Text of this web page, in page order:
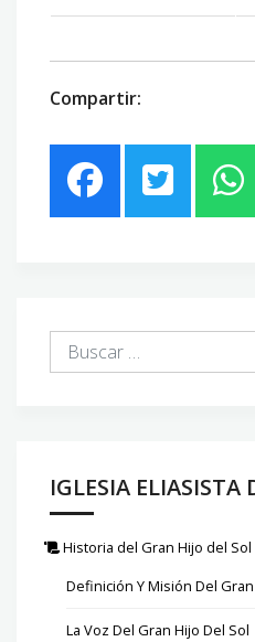
Compartir:
IGLESIA ELIASISTA
Historia del Gran Hijo del Sol
Definición Y Misión Del
La Voz Del Gran Hijo Del Sol